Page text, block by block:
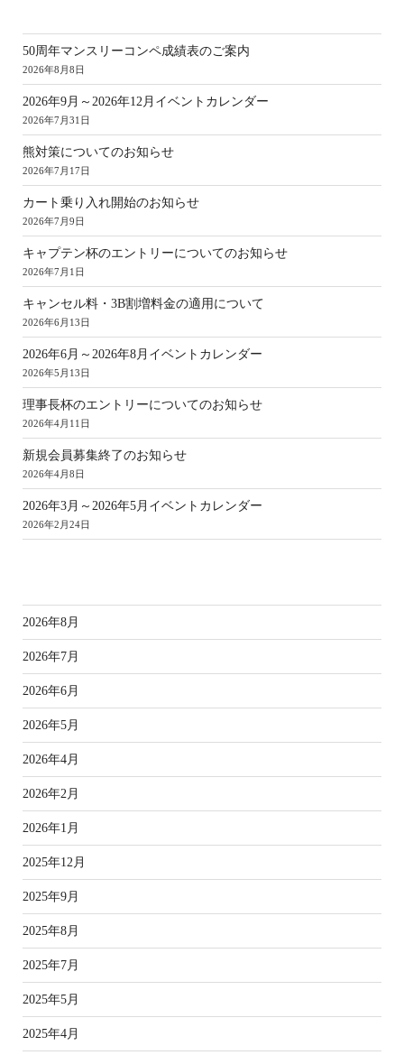
50周年マンスリーコンペ成績表のご案内
2026年8月8日
2026年9月～2026年12月イベントカレンダー
2026年7月31日
熊対策についてのお知らせ
2026年7月17日
カート乗り入れ開始のお知らせ
2026年7月9日
キャプテン杯のエントリーについてのお知らせ
2026年7月1日
キャンセル料・3B割増料金の適用について
2026年6月13日
2026年6月～2026年8月イベントカレンダー
2026年5月13日
理事長杯のエントリーについてのお知らせ
2026年4月11日
新規会員募集終了のお知らせ
2026年4月8日
2026年3月～2026年5月イベントカレンダー
2026年2月24日
2026年8月
2026年7月
2026年6月
2026年5月
2026年4月
2026年2月
2026年1月
2025年12月
2025年9月
2025年8月
2025年7月
2025年5月
2025年4月